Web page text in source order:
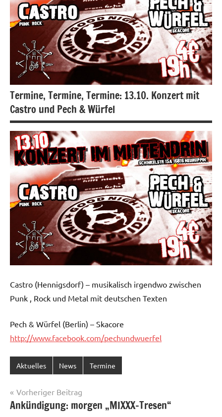
Termine, Termine, Termine: 13.10. Konzert mit
Castro und Pech & Würfel
Castro (Hennigsdorf) – musikalisch irgendwo zwischen
Punk , Rock und Metal mit deutschen Texten
Pech & Würfel (Berlin) – Skacore
http://www.facebook.com/pechundwuerfel
Aktuelles News Termine
Beitragsnavigation
Vorheriger Beitrag
Ankündigung: morgen „MIXXX-Tresen“